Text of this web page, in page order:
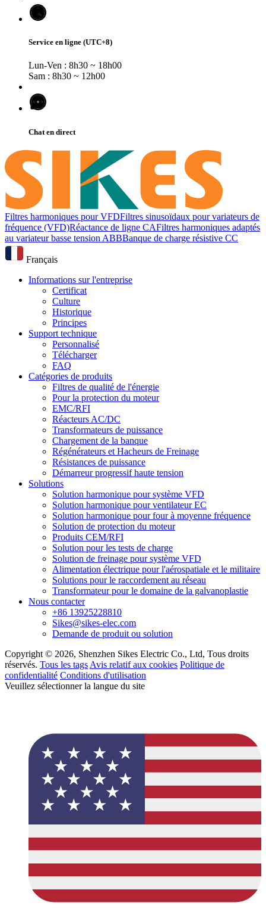
Service en ligne (UTC+8)
Lun-Ven : 8h30 ~ 18h00
Sam : 8h30 ~ 12h00
Chat en direct
Filtres harmoniques pour VFDFiltres sinusoïdaux pour variateurs de
fréquence (VFD)Réactance de ligne CAFiltres harmoniques adaptés
au variateur basse tension ABBBanque de charge résistive CC
Français
Informations sur l'entreprise
Certificat
Culture
Historique
Principes
Support technique
Personnalisé
Télécharger
FAQ
Catégories de produits
Filtres de qualité de l'énergie
Pour la protection du moteur
EMC/RFI
Réacteurs AC/DC
Transformateurs de puissance
Chargement de la banque
Régénérateurs et Hacheurs de Freinage
Résistances de puissance
Démarreur progressif haute tension
Solutions
Solution harmonique pour système VFD
Solution harmonique pour ventilateur EC
Solution harmonique pour four à moyenne fréquence
Solution de protection du moteur
Produits CEM/RFI
Solution pour les tests de charge
Solution de freinage pour système VFD
Alimentation électrique pour l'aérospatiale et le militaire
Solutions pour le raccordement au réseau
Transformateur pour le domaine de la galvanoplastie
Nous contacter
+86 13925228810
Sikes@sikes-elec.com
Demande de produit ou solution
Copyright © 2026, Shenzhen Sikes Electric Co., Ltd, Tous droits
réservés. Tous les tags Avis relatif aux cookies Politique de
confidentialité Conditions d'utilisation
Veuillez sélectionner la langue du site